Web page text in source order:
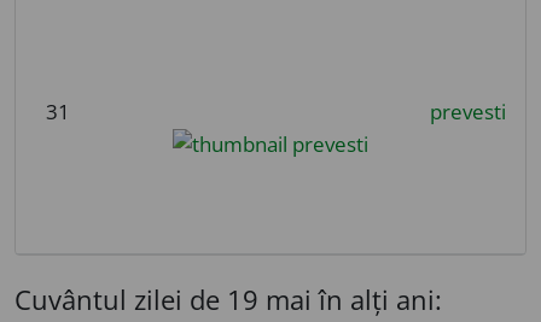
31 prevesti
Cuvântul zilei de 19 mai în alți ani: